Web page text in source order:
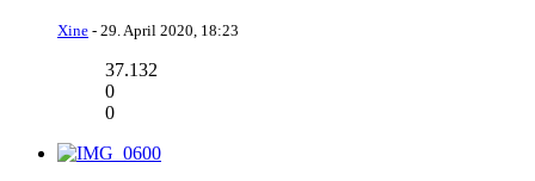
Xine - 29. April 2020, 18:23
37.132
0
0